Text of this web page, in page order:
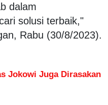
dalam
solusi terbaik,"
Rabu (30/8/2023).
Jokowi Juga Dirasakan